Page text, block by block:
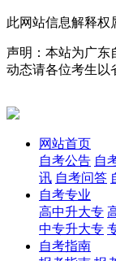
此网站信息解释权
声明：本站为广东
动态请各位考生以
网站首页
自考公告 自
讯 自考问答
自考专业
高中升大专
中专升大专
自考指南